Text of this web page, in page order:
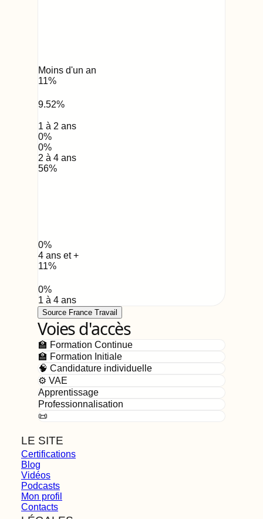
Moins d'un an
11%
9.52%
1 à 2 ans
0%
0%
2 à 4 ans
56%
0%
4 ans et +
11%
0%
1 à 4 ans
Source France Travail
Voies d'accès
🏫 Formation Continue
🏫 Formation Initiale
🧠 Candidature individuelle
⚙️ VAE
Apprentissage
Professionnalisation
📜
LE SITE
Certifications
Blog
Vidéos
Podcasts
Mon profil
Contacts